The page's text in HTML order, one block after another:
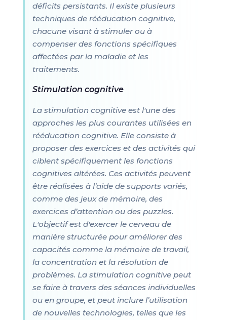
déficits persistants. Il existe plusieurs
techniques de rééducation cognitive,
chacune visant à stimuler ou à
compenser des fonctions spécifiques
affectées par la maladie et les
traitements.
Stimulation cognitive
La stimulation cognitive est l'une des
approches les plus courantes utilisées en
rééducation cognitive. Elle consiste à
proposer des exercices et des activités qui
ciblent spécifiquement les fonctions
cognitives altérées. Ces activités peuvent
être réalisées à l’aide de supports variés,
comme des jeux de mémoire, des
exercices d’attention ou des puzzles.
L'objectif est d'exercer le cerveau de
manière structurée pour améliorer des
capacités comme la mémoire de travail,
la concentration et la résolution de
problèmes. La stimulation cognitive peut
se faire à travers des séances individuelles
ou en groupe, et peut inclure l’utilisation
de nouvelles technologies, telles que les